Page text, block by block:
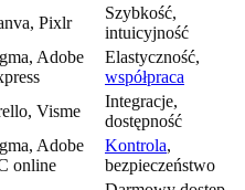
Pixlr
Szybkość,
intuicyjność
Adobe
Elastyczność,
współpraca
Visme
Integracje,
dostępność
Adobe
online
Kontrola,
bezpieczeństwo